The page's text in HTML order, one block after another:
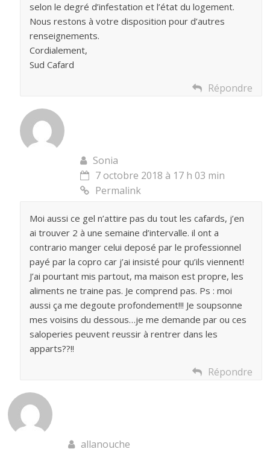
selon le degré d’infestation et l’état du logement.
Nous restons à votre disposition pour d’autres
renseignements.
Cordialement,
Sud Cafard
Répondre
Sonia
7 octobre 2018 à 17 h 03 min
Permalink
Moi aussi ce gel n’attire pas du tout les cafards, j’en
ai trouver 2 à une semaine d’intervalle. il ont a
contrario manger celui deposé par le professionnel
payé par la copro car j’ai insisté pour qu’ils viennent!
J’ai pourtant mis partout, ma maison est propre, les
aliments ne traine pas. Je comprend pas. Ps : moi
aussi ça me degoute profondement!!! Je soupsonne
mes voisins du dessous…je me demande par ou ces
saloperies peuvent reussir à rentrer dans les
apparts??!!
Répondre
allanouche